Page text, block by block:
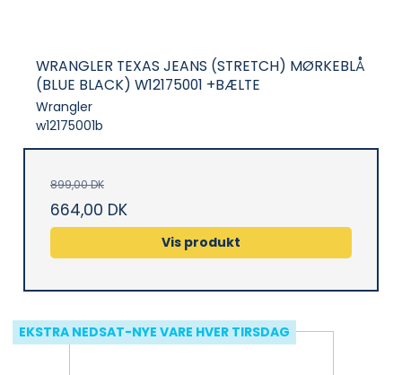
WRANGLER TEXAS JEANS (STRETCH) MØRKEBLÅ
(BLUE BLACK) W12175001 +BÆLTE
Wrangler
w12175001b
899,00 DK
664,00 DK
Vis produkt
EKSTRA NEDSAT-NYE VARE HVER TIRSDAG